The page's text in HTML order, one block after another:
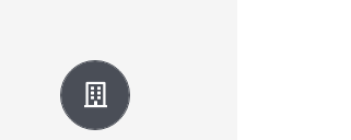
robinet qui fuit ou
fuite sous l’évier,
sommes là pour